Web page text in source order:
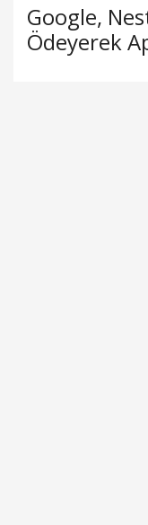
Google,
Ödeyerek